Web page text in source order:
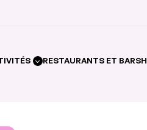
RESTAURANTS ET BARS